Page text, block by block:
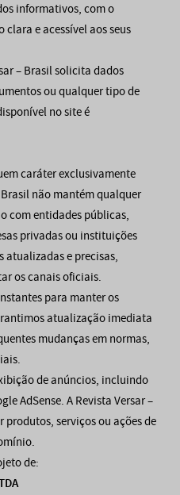
informativos, com o
e acessível aos seus
– Brasil solicita dados
ou qualquer tipo de
no site é
caráter exclusivamente
não mantém qualquer
com entidades públicas,
privadas ou instituições
atualizadas e precisas,
os canais oficiais.
para manter os
atualização imediata
mudanças em normas,
de anúncios, incluindo
AdSense. A Revista Versar –
serviços ou ações de
de: